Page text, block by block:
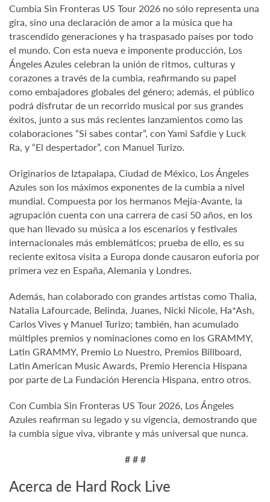
Cumbia Sin Fronteras US Tour 2026 no sólo representa una
gira, sino una declaración de amor a la música que ha
trascendido generaciones y ha traspasado países por todo
el mundo. Con esta nueva e imponente producción, Los
Ángeles Azules celebran la unión de ritmos, culturas y
corazones a través de la cumbia, reafirmando su papel
como embajadores globales del género; además, el público
podrá disfrutar de un recorrido musical por sus grandes
éxitos, junto a sus más recientes lanzamientos como las
colaboraciones “Si sabes contar”, con Yami Safdie y Luck
Ra, y “El despertador”, con Manuel Turizo.
Originarios de Iztapalapa, Ciudad de México, Los Ángeles
Azules son los máximos exponentes de la cumbia a nivel
mundial. Compuesta por los hermanos Mejía-Avante, la
agrupación cuenta con una carrera de casi 50 años, en los
que han llevado su música a los escenarios y festivales
internacionales más emblemáticos; prueba de ello, es su
reciente exitosa visita a Europa donde causaron euforia por
primera vez en España, Alemania y Londres.
Además, han colaborado con grandes artistas como Thalia,
Natalia Lafourcade, Belinda, Juanes, Nicki Nicole, Ha*Ash,
Carlos Vives y Manuel Turizo; también, han acumulado
múltiples premios y nominaciones como en los GRAMMY,
Latin GRAMMY, Premio Lo Nuestro, Premios Billboard,
Latin American Music Awards, Premio Herencia Hispana
por parte de La Fundación Herencia Hispana, entro otros.
Con Cumbia Sin Fronteras US Tour 2026, Los Ángeles
Azules reafirman su legado y su vigencia, demostrando que
la cumbia sigue viva, vibrante y más universal que nunca.
# # #
Acerca de Hard Rock Live